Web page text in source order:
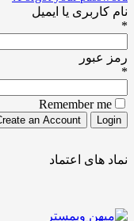
نام کاربری یا ایمیل
*
رمز عبور
*
Remember me
نماد های اعتماد